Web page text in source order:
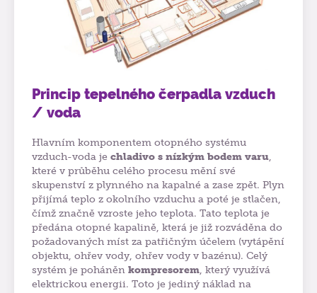
Princip tepelného čerpadla vzduch
/ voda
Hlavním komponentem otopného systému
vzduch-voda je chladivo s nízkým bodem varu,
které v průběhu celého procesu mění své
skupenství z plynného na kapalné a zase zpět. Plyn
přijímá teplo z okolního vzduchu a poté je stlačen,
čímž značně vzroste jeho teplota. Tato teplota je
předána otopné kapalině, která je již rozváděna do
požadovaných míst za patřičným účelem (vytápění
objektu, ohřev vody, ohřev vody v bazénu). Celý
systém je poháněn kompresorem, který využívá
elektrickou energii. Toto je jediný náklad na